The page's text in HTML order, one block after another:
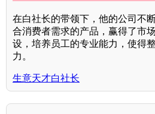
在白社长的带领下，他的公司不
合消费者需求的产品，赢得了市
设，培养员工的专业能力，使得
力。
生意天才白社长